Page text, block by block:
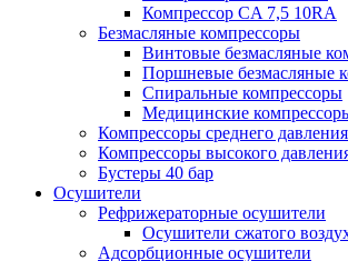
Компрессор CA 7,5 10RA
Безмасляные компрессоры
Винтовые безмасляные
Поршневые безмасляные
Спиральные компрессоры
Медицинские
Компрессоры среднего
Компрессоры высокого
Бустеры 40 бар
Осушители
Рефрижераторные осушители
Осушители сжатого
Адсорбционные осушители